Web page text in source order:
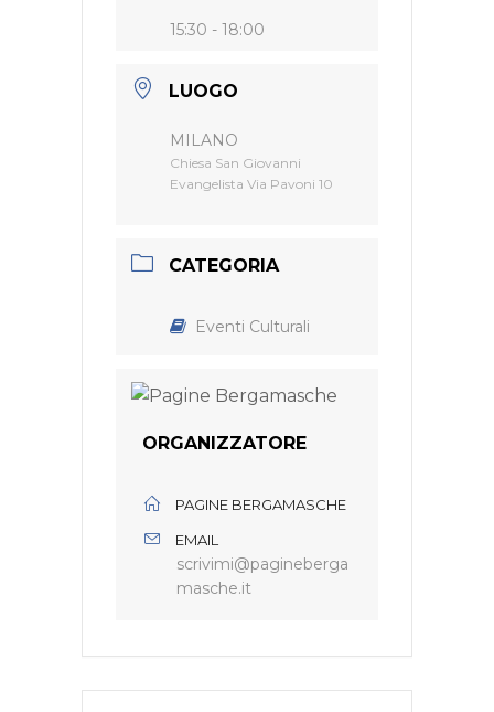
15:30 - 18:00
LUOGO
MILANO
Chiesa San Giovanni
Evangelista Via Pavoni 10
CATEGORIA
Eventi Culturali
ORGANIZZATORE
PAGINE BERGAMASCHE
EMAIL
scrivimi@pagineberga
masche.it